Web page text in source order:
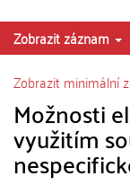
Zobrazit záznam
Zobrazit minimální
Možnosti
využitím